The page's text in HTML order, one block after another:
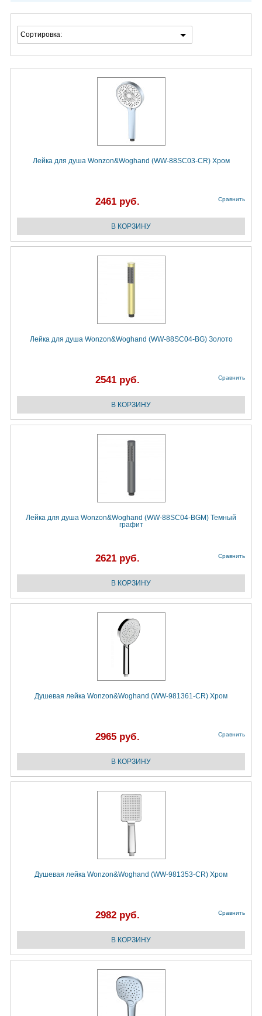
Сортировка:
Лейка для душа Wonzon&Woghand (WW-88SC03-CR) Хром
2461 руб. Сравнить
Лейка для душа Wonzon&Woghand (WW-88SC04-BG) Золото
2541 руб. Сравнить
Лейка для душа Wonzon&Woghand (WW-88SC04-BGM) Темный
графит
2621 руб. Сравнить
Душевая лейка Wonzon&Woghand (WW-981361-CR) Хром
2965 руб. Сравнить
Душевая лейка Wonzon&Woghand (WW-981353-CR) Хром
2982 руб. Сравнить